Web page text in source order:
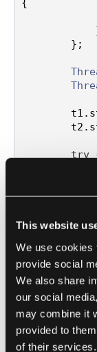
This website
We use cookies
provide social
We also share
our social
may combine it
provided to
of their services.
try
        }
        }
a: " +
    }
W tym